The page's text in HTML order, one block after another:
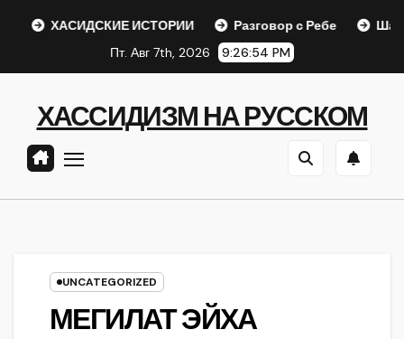
ХАСИДСКИЕ ИСТОРИИ Разговор с Ребе
Шаар
Пт. Авг 7th, 2026
9:26:55 PM
ХАССИДИЗМ НА РУССКОМ
UNCATEGORIZED
МЕГИЛАТ ЭЙХА